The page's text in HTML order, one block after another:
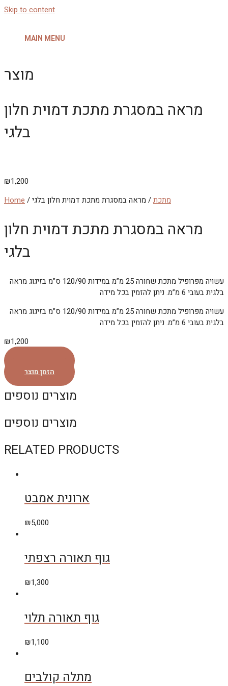
Skip to content
MAIN MENU
מוצר
מראה במסגרת מתכת דמוית חלון
בלגי
₪1,200
Home / מתכת/ מראה במסגרת מתכת דמוית חלון בלגי
מראה במסגרת מתכת דמוית חלון
בלגי
עשויה מפרופיל מתכת שחורה 25 מ”מ במידות 120/90 ס”מ בזיגוג מראה
בלגית בעובי 6 מ”מ. ניתן להזמין בכל מידה
עשויה מפרופיל מתכת שחורה 25 מ”מ במידות 120/90 ס”מ בזיגוג מראה
בלגית בעובי 6 מ”מ. ניתן להזמין בכל מידה
₪1,200
הזמן מוצר
מוצרים נוספים
מוצרים נוספים
RELATED PRODUCTS
ארונית אמבט
₪5,000
גוף תאורה רצפתי
₪1,300
גוף תאורה תלוי
₪1,100
מתלה קולבים